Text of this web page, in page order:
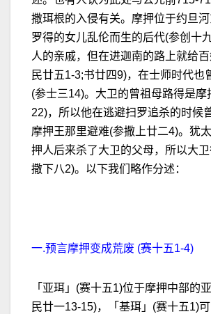
撒珥根的入侵有关。摩押位于约旦
罗得的女儿乱伦而生的后代(参创十
人的亲戚，但在进迦南的路上就给
民廿五1-3;书廿四9)，在士师时代也
(参士三14)。大卫的曾祖母路得是摩
22)，所以他在逃避扫罗追杀的时候
摩押王那里避难(参撒上廿二4)。犹
押人后来杀了大卫的父母，所以大
撒下八2)。以下我们略作分述：
一.预言摩押变成荒废 (赛十五1-4)
「亚珥」(赛十五1)位于摩押中部的
民廿一13-15)，「基珥」(赛十五1)